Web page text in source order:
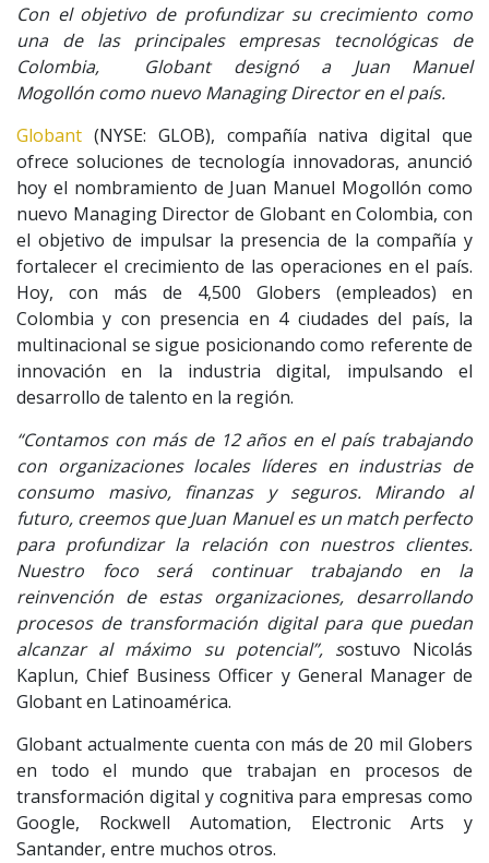
Con el objetivo de profundizar su crecimiento como
una de las principales empresas tecnológicas de
Colombia, Globant designó a Juan Manuel
Mogollón como nuevo Managing Director en el país.
Globant (NYSE: GLOB), compañía nativa digital que
ofrece soluciones de tecnología innovadoras, anunció
hoy el nombramiento de Juan Manuel Mogollón como
nuevo Managing Director de Globant en Colombia, con
el objetivo de impulsar la presencia de la compañía y
fortalecer el crecimiento de las operaciones en el país.
Hoy, con más de 4,500 Globers (empleados) en
Colombia y con presencia en 4 ciudades del país, la
multinacional se sigue posicionando como referente de
innovación en la industria digital, impulsando el
desarrollo de talento en la región.
“Contamos con más de 12 años en el país trabajando
con organizaciones locales líderes en industrias de
consumo masivo, finanzas y seguros. Mirando al
futuro, creemos que Juan Manuel es un match perfecto
para profundizar la relación con nuestros clientes.
Nuestro foco será continuar trabajando en la
reinvención de estas organizaciones, desarrollando
procesos de transformación digital para que puedan
alcanzar al máximo su potencial”, sostuvo Nicolás
Kaplun, Chief Business Officer y General Manager de
Globant en Latinoamérica.
Globant actualmente cuenta con más de 20 mil Globers
en todo el mundo que trabajan en procesos de
transformación digital y cognitiva para empresas como
Google, Rockwell Automation, Electronic Arts y
Santander, entre muchos otros.